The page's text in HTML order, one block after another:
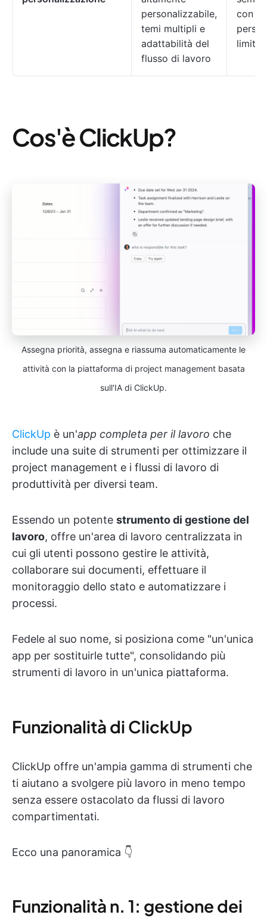
personalizzabile,
temi multipli e
adattabilità del
flusso di lavoro
con
Cos'è ClickUp?
Assegna priorità, assegna e riassuma automaticamente le
attività con la piattaforma di project management basata
sull'IA di ClickUp.
ClickUp è un'app completa per il lavoro che
include una suite di strumenti per ottimizzare il
project management e i flussi di lavoro di
produttività per diversi team.
Essendo un potente strumento di gestione del
lavoro, offre un'area di lavoro centralizzata in
cui gli utenti possono gestire le attività,
collaborare sui documenti, effettuare il
monitoraggio dello stato e automatizzare i
processi.
Fedele al suo nome, si posiziona come "un'unica
app per sostituirle tutte", consolidando più
strumenti di lavoro in un'unica piattaforma.
Funzionalità di ClickUp
ClickUp offre un'ampia gamma di strumenti che
ti aiutano a svolgere più lavoro in meno tempo
senza essere ostacolato da flussi di lavoro
compartimentati.
Ecco una panoramica 👇
Funzionalità n. 1: gestione dei